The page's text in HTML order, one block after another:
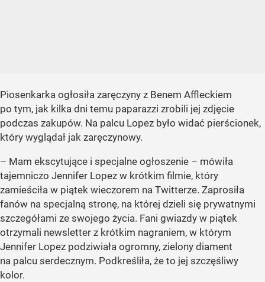
Piosenkarka ogłosiła zaręczyny z Benem Affleckiem
po tym, jak kilka dni temu paparazzi zrobili jej zdjęcie
podczas zakupów. Na palcu Lopez było widać pierścionek,
który wyglądał jak zaręczynowy.
– Mam ekscytujące i specjalne ogłoszenie – mówiła
tajemniczo Jennifer Lopez w krótkim filmie, który
zamieściła w piątek wieczorem na Twitterze. Zaprosiła
fanów na specjalną stronę, na której dzieli się prywatnymi
szczegółami ze swojego życia. Fani gwiazdy w piątek
otrzymali newsletter z krótkim nagraniem, w którym
Jennifer Lopez podziwiała ogromny, zielony diament
na palcu serdecznym. Podkreśliła, że to jej szczęśliwy
kolor.